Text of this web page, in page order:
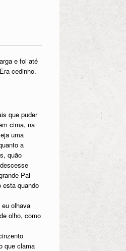
e foi até
cedinho.
que puder
cima, na
uma
a
quão
Pai
esta quando
olhava
olho, como
que clama